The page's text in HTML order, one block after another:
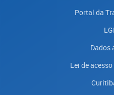
Portal da
Dados
Lei de